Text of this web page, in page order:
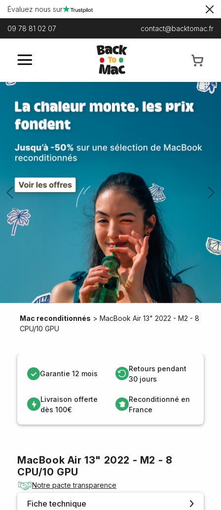
Évaluez nous sur
09 78 81 02 07 contact@backtomac.fr
Previous
Mac reconditionnés > MacBook Air 13" 2022 - M2 - 8
CPU/10 GPU
Garantie 12 mois
Retours pendant
30 jours
Livraison offerte
dès 100€
Reconditionné en
France
MacBook Air 13" 2022 - M2 - 8
CPU/10 GPU
Notre pacte transparence
Fiche technique